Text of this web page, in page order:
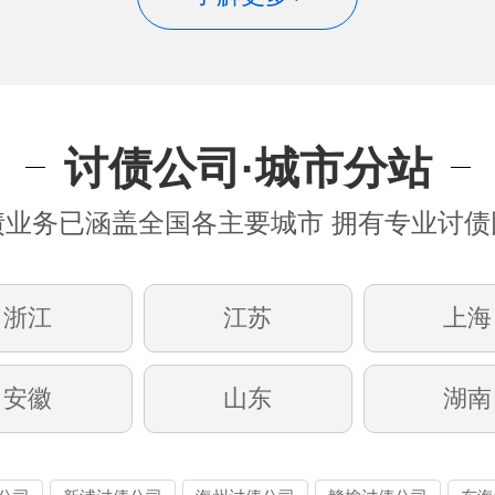
讨债公司·城市分站
务已涵盖全国各主要城市 拥有专业讨
浙江 江苏 上海
安徽 山东 湖南